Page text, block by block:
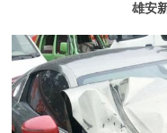
雄安